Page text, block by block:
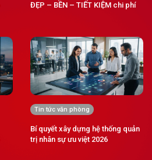
ĐẸP – BỀN – TIẾT KIỆM chi phí
Tin tức văn phòng
Bí quyết xây dựng hệ thống quản
trị nhân sự ưu việt 2026